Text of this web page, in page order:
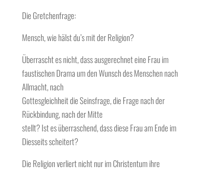
Die Gretchenfrage:
Mensch, wie hälst du’s mit der Religion?
Überrascht es nicht, dass ausgerechnet eine Frau im
faustischen Drama um den Wunsch des Menschen nach
Allmacht, nach
Gottesgleichheit die Seinsfrage, die Frage nach der
Rückbindung, nach der Mitte
stellt? Ist es überraschend, dass diese Frau am Ende im
Diesseits scheitert?
Die Religion verliert nicht nur im Christentum ihre